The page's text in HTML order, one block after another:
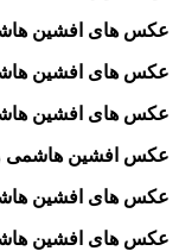
عکس های افشین
عکس های افشین
عکس های افشین
عکس افشین هاشمی
عکس های افشین
عکس های افشین